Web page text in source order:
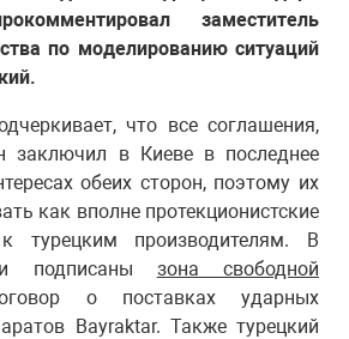
заместитель
по моделированию ситуаций
что все соглашения,
заключил в Киеве в последнее
обеих сторон, поэтому их
как вполне протекционистские
турецким производителям. В
подписаны зона свободной
о поставках ударных
Bayraktar. Также турецкий